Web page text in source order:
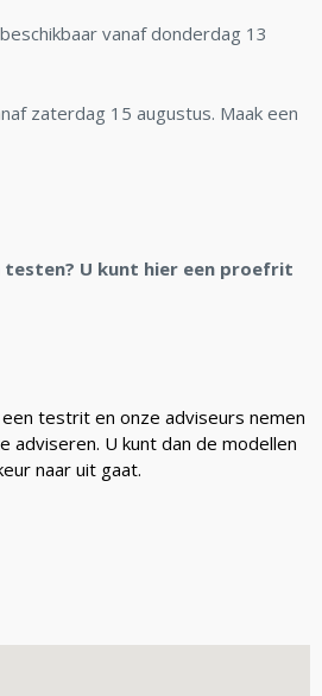
beschikbaar vanaf donderdag 13
zaterdag 15 augustus. Maak een
U kunt hier een proefrit
testrit en onze adviseurs nemen
adviseren. U kunt dan de modellen
naar uit gaat.